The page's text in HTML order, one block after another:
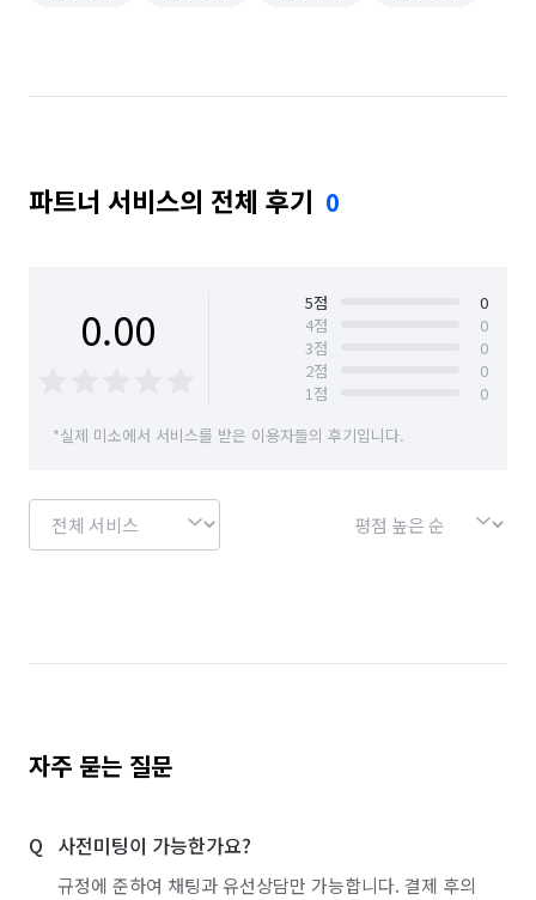
파트너 서비스의 전체 후기 0
0.00 5점
0
4점
0
3점
0
2점
0
1점
0
*실제 미소에서 서비스를 받은 이용자들의 후기입니다.
자주 묻는 질문
사전미팅이 가능한가요?
규정에 준하여 채팅과 유선상담만 가능합니다. 결제 후의